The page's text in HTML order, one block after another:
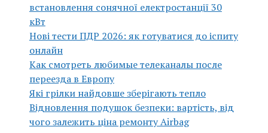
встановлення сонячної електростанції 30
кВт
Нові тести ПДР 2026: як готуватися до іспиту
онлайн
Как смотреть любимые телеканалы после
переезда в Европу
Які грілки найдовше зберігають тепло
Відновлення подушок безпеки: вартість, від
чого залежить ціна ремонту Airbag